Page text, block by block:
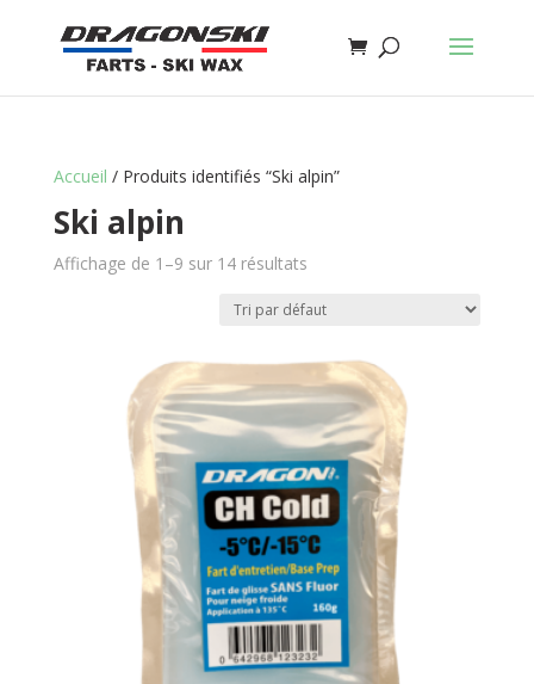
Accueil / Produits identifiés “Ski alpin”
Ski alpin
Affichage de 1–9 sur 14 résultats